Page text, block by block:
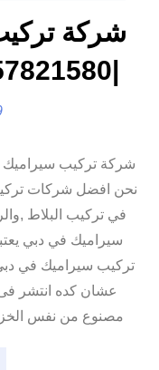
شركة
نحن افضل شركات
في تركيب البلاط
سيراميك في دبي
تركيب سيراميك في
عشان كده انتشر فى
مصنوع من نفس